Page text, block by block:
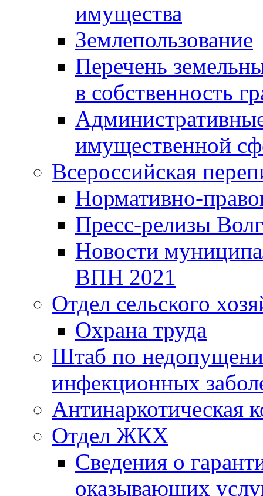
имущества
Землепользование
Перечень
в собственность
имущественной
Всероссийская
Нормативно-
Пресс-релизы
Новости
ВПН 2021
Отдел сельского
Охрана труда
Штаб по
инфекционных
Антинаркотическая
Отдел ЖКХ
Сведения о
оказывающих